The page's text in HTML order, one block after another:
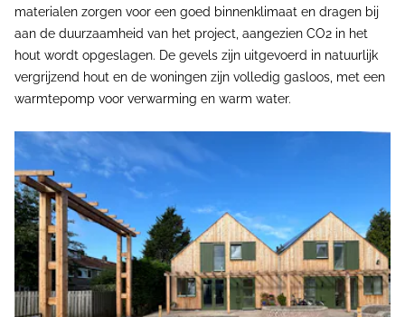
materialen zorgen voor een goed binnenklimaat en dragen bij
aan de duurzaamheid van het project, aangezien CO2 in het
hout wordt opgeslagen. De gevels zijn uitgevoerd in natuurlijk
vergrijzend hout en de woningen zijn volledig gasloos, met een
warmtepomp voor verwarming en warm water.